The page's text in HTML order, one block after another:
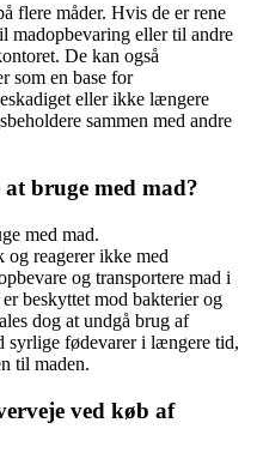
flere måder. Hvis de er rene
madopbevaring eller til andre
De kan også
som en base for
eller ikke længere
sammen med andre
bruge med mad?
med mad.
reagerer ikke med
og transportere mad i
beskyttet mod bakterier og
dog at undgå brug af
syrlige fødevarer i længere tid,
til maden.
ved køb af